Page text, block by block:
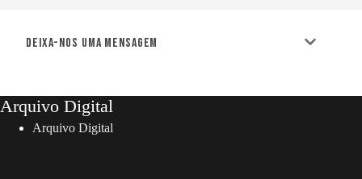
Deixa-nos uma mensagem
Arquivo Digital
Arquivo Digital